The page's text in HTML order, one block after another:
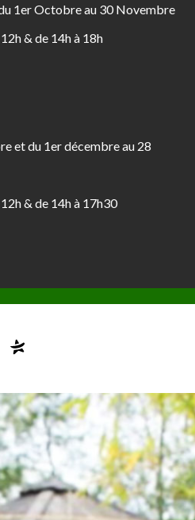
1er Octobre au 30 Novembre
& de 14h à 18h
et du 1er décembre au 28
& de 14h à 17h30